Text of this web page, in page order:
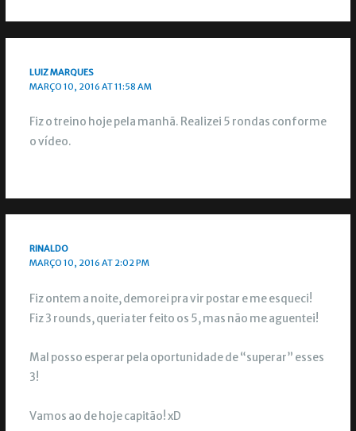
LUIZ MARQUES
MARÇO 10, 2016 AT 11:58 AM
Fiz o treino hoje pela manhã. Realizei 5 rondas conforme
o vídeo.
RINALDO
MARÇO 10, 2016 AT 2:02 PM
Fiz ontem a noite, demorei pra vir postar e me esqueci!
Fiz 3 rounds, queria ter feito os 5, mas não me aguentei!
Mal posso esperar pela oportunidade de “superar” esses
3!
Vamos ao de hoje capitão! xD